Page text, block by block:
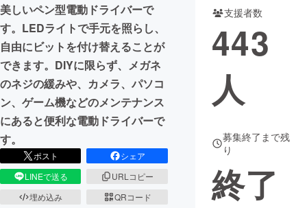
美しいペン型電動ドライバーで
す。LEDライトで手元を照らし、
自由にビットを付け替えることが
できます。DIYに限らず、メガネ
のネジの緩みや、カメラ、パソコ
ン、ゲーム機などのメンテナンス
にあると便利な電動ドライバーで
す。
ポスト
シェア
LINEで送る
URLコピー
埋め込み
QRコード
支援者数
443
人
募集終了まで残
り
終了